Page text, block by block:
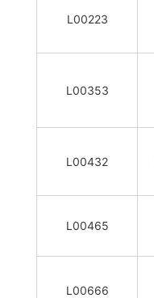
L00223
L00353
L00432
L00465
L00666